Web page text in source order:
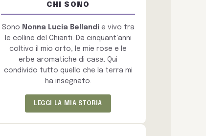
CHI SONO
Sono Nonna Lucia Bellandie vivo tra
le colline del Chianti. Da cinquant’anni
coltivo il mio orto, le mie rose e le
erbe aromatiche di casa. Qui
condivido tutto quello che la terra mi
ha insegnato.
LEGGI LA MIA STORIA